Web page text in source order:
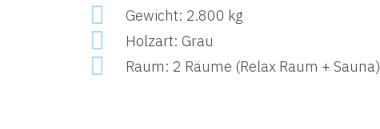
Gewicht: 2.800 kg
Holzart: Grau
Raum: 2 Räume (Relax Raum + Sauna)